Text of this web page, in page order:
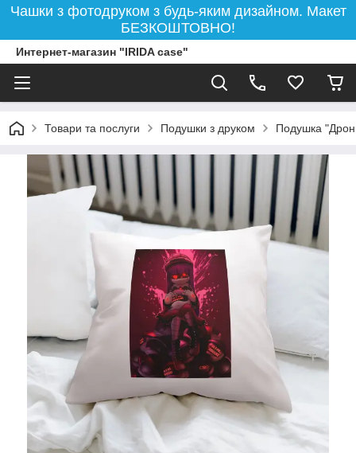
Чашки з фотодруком з будь-яким дизайном. Макет
БЕЗКОШТОВНО!
Интернет-магазин "IRIDA case"
Товари та послуги Подушки з друком Подушка